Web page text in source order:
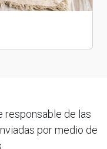
responsable de las
por medio de